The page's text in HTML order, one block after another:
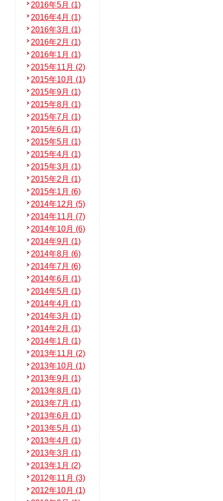
2016年5月 (1)
2016年4月 (1)
2016年3月 (1)
2016年2月 (1)
2016年1月 (1)
2015年11月 (2)
2015年10月 (1)
2015年9月 (1)
2015年8月 (1)
2015年7月 (1)
2015年6月 (1)
2015年5月 (1)
2015年4月 (1)
2015年3月 (1)
2015年2月 (1)
2015年1月 (6)
2014年12月 (5)
2014年11月 (7)
2014年10月 (6)
2014年9月 (1)
2014年8月 (6)
2014年7月 (6)
2014年6月 (1)
2014年5月 (1)
2014年4月 (1)
2014年3月 (1)
2014年2月 (1)
2014年1月 (1)
2013年11月 (2)
2013年10月 (1)
2013年9月 (1)
2013年8月 (1)
2013年7月 (1)
2013年6月 (1)
2013年5月 (1)
2013年4月 (1)
2013年3月 (1)
2013年1月 (2)
2012年11月 (3)
2012年10月 (1)